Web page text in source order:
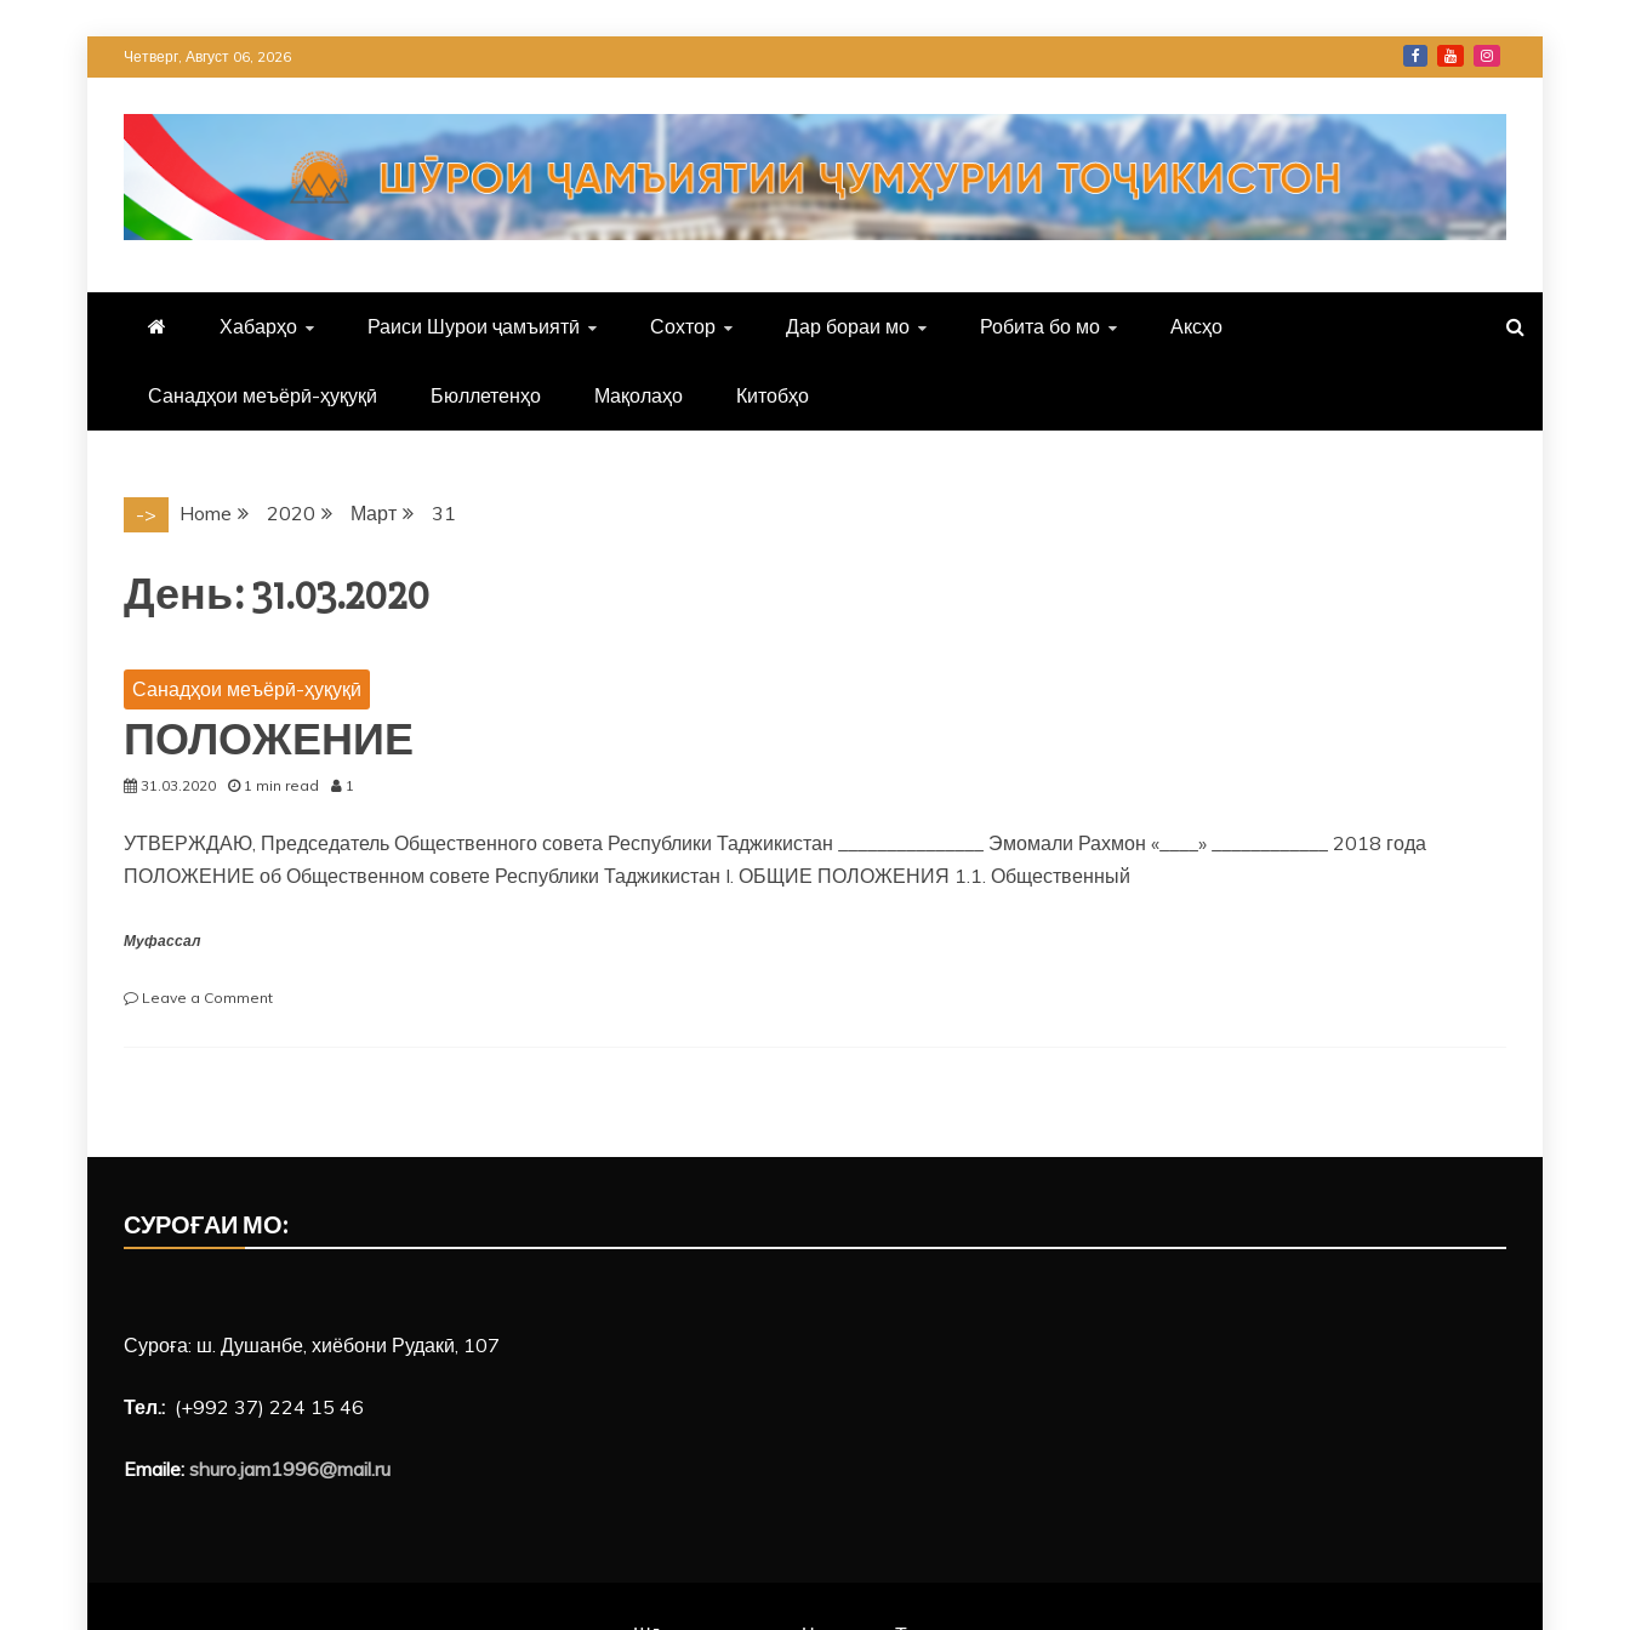
to
content
Четверг, Август 06, 2026
Хабарҳо Раиси Шурои ҷамъиятӣ Сохтор Дар бораи мо Робита бо мо Аксҳо
Санадҳои меъёрӣ-ҳуқуқӣ Бюллетенҳо Мақолаҳо Китобҳо
-> Home 2020 Март 31
День: 31.03.2020
Санадҳои меъёрӣ-ҳуқуқӣ
ПОЛОЖЕНИЕ
31.03.2020 1 min read 1
УТВЕРЖДАЮ, Председатель Общественного совета Республики Таджикистан _______________ Эмомали Рахмон «____» ____________ 2018 года
ПОЛОЖЕНИЕ об Общественном совете Республики Таджикистан I. ОБЩИЕ ПОЛОЖЕНИЯ 1.1. Общественный
Муфассал
Leave a Commenton
СУРОҒАИ МО:
Суроға: ш. Душанбе, хиёбони Рудакӣ, 107
Тел.: (+992 37) 224 15 46
Emaile: shuro.jam1996@mail.ru